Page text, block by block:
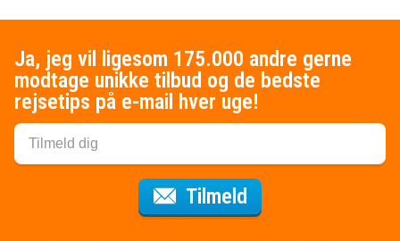
Ja, jeg vil ligesom 175.000 andre gerne
modtage unikke tilbud og de bedste
rejsetips på e-mail hver uge!
Tilmeld